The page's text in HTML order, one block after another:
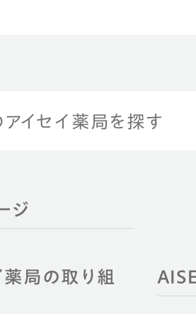
アイセイ薬局を探す
ジ
薬局の取り組